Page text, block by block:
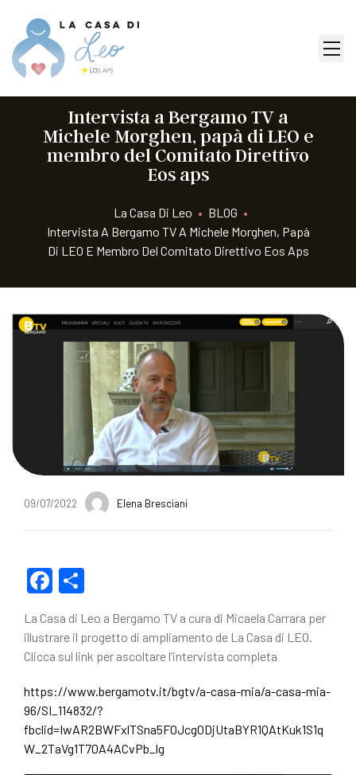
Intervista a Bergamo TV a
Michele Morghen, papà di LEO e
membro del Comitato Direttivo
Eos aps
La Casa Di Leo • BLOG •
Intervista A Bergamo TV A Michele Morghen, Papà
Di LEO E Membro Del Comitato Direttivo Eos Aps
09/07/2022 Elena Bresciani
F
c
e
b
o
o
k
n
di
vi
di
La Casa di Leo a Bergamo TV a cura di Micaela Carrara per
illustrare il progetto di ampliamento de La Casa di LEO.
Clicca sul link per ascoltare l’intervista completa
https://www.bergamotv.it/bgtv/a-casa-mia/a-casa-mia-
96/SI_114832/?
fbclid=IwAR2BWFxlTSna5F0Jcg0DjUtaBYR1QAtKuk1S1q
W_2TaVg1T70A4ACvPb_lg